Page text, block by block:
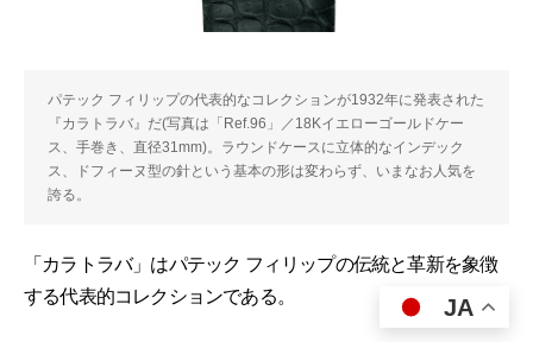
パテック フィリップの代表的なコレクションが1932年に発表された
『カラトラバ』だ(写真は「Ref.96」／18Kイエローゴールドケー
ス、手巻き、直径31mm)。ラウンドケースに立体的なインデック
ス、ドフィーヌ型の針という基本の形は変わらず、いまなお人気を
誇る。
「カラトラバ」はパテック フィリップの伝統と革新を象徴
する代表的コレクションである。
JA